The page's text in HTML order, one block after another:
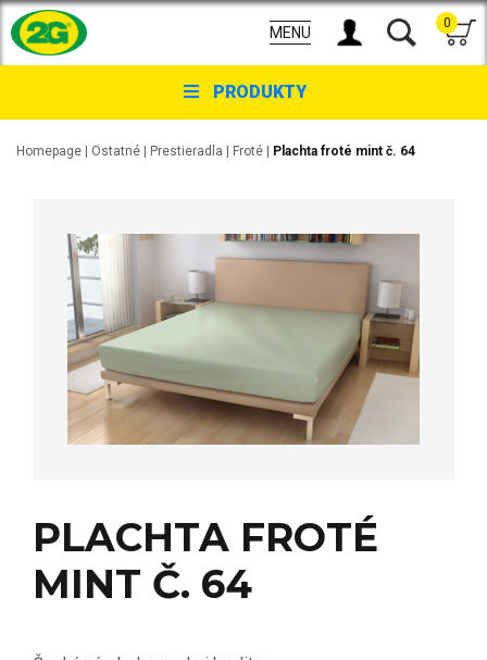
MENU
0
PRODUKTY
Homepage Ostatné Prestieradla Froté Plachta froté mint č. 64
PLACHTA FROTÉ
MINT Č. 64